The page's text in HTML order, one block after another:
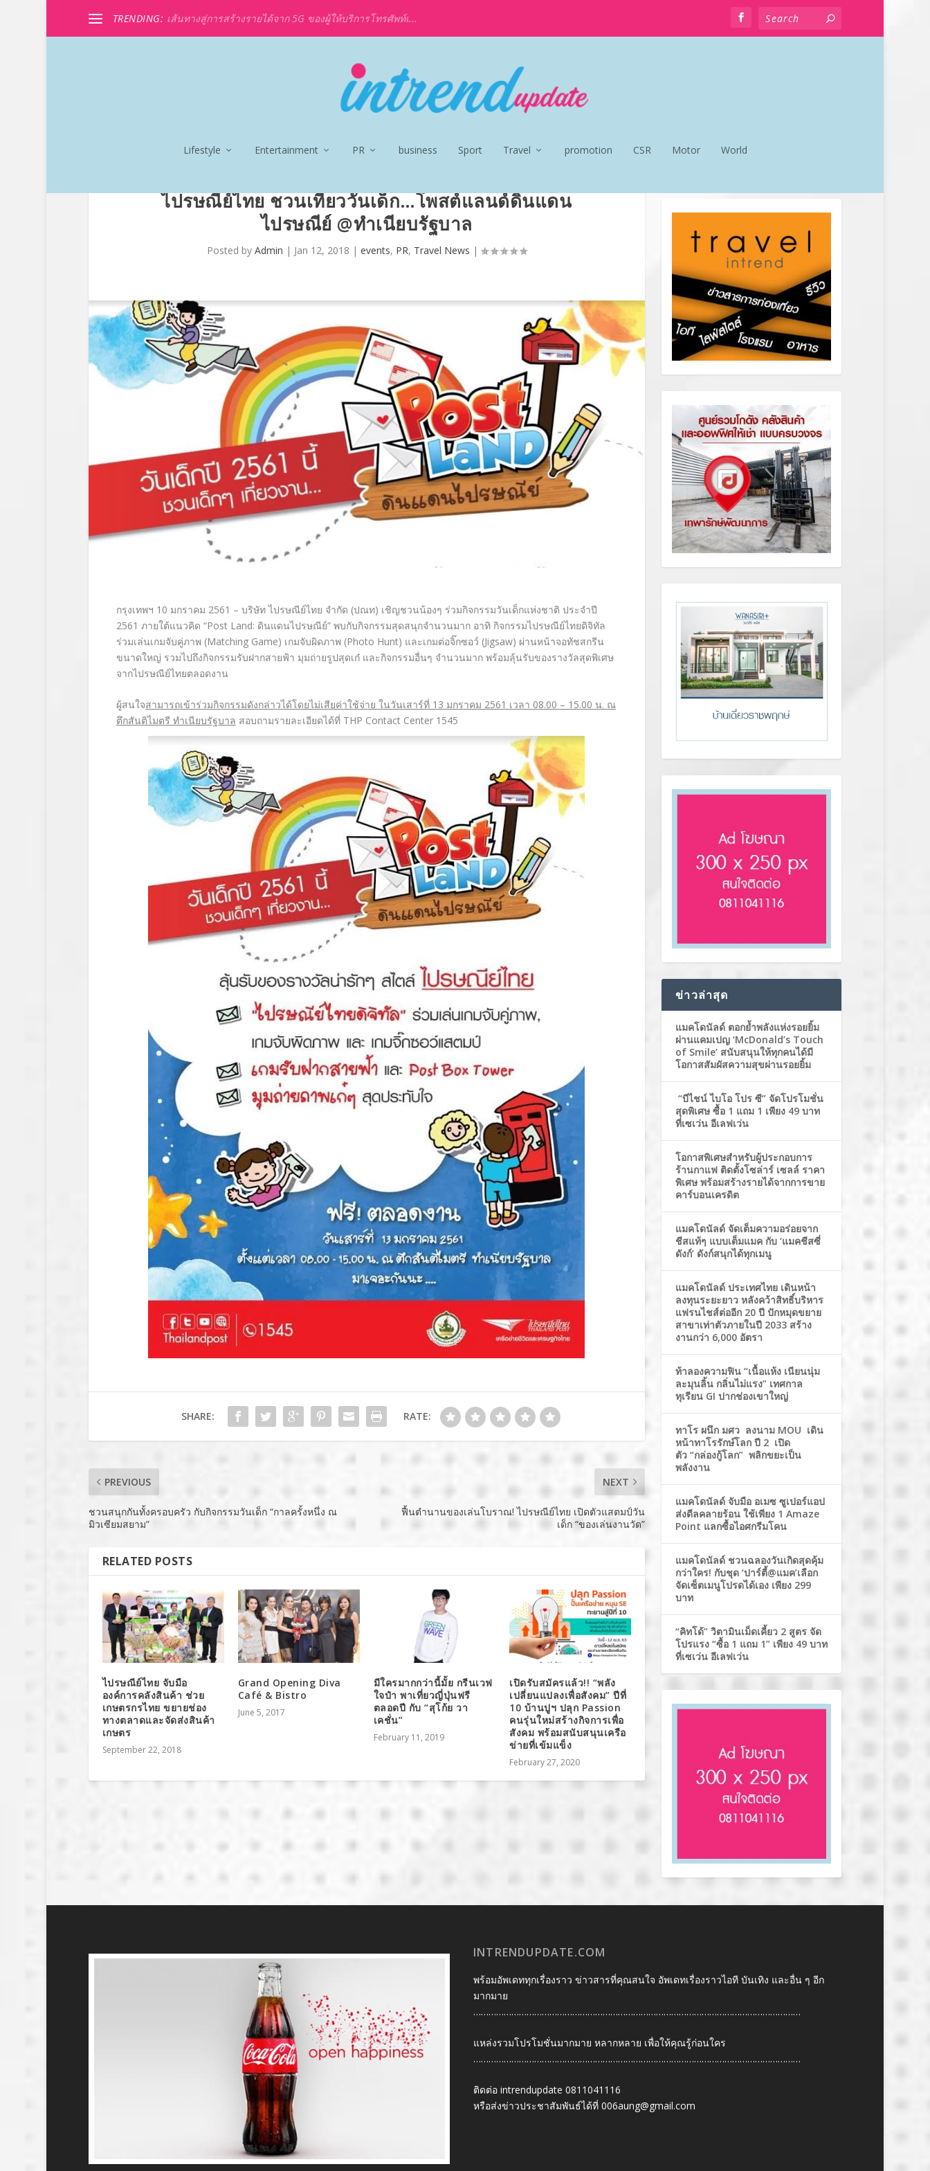
TRENDING: เส้นทางสู่การสร้างรายได้จาก 5G ของผู้ให้บริการโทรศัพท์เ...
Lifestyle Entertainment PR business Sport Travel promotion CSR Motor World
ไปรษณีย์ไทย ชวนเที่ยววันเด็ก…โพสต์แลนด์ดินแดน
ไปรษณีย์ @ทำเนียบรัฐบาล
Posted by Admin | Jan 12, 2018 | events, PR, Travel News |
กรุงเทพฯ 10 มกราคม 2561 – บริษัท ไปรษณีย์ไทย จำกัด (ปณท) เชิญชวนน้องๆ ร่วมกิจกรรมวันเด็กแห่งชาติ ประจำปี
2561 ภายใต้แนวคิด “Post Land: ดินแดนไปรษณีย์” พบกับกิจกรรมสุดสนุกจำนวนมาก อาทิ กิจกรรมไปรษณีย์ไทยดิจิทัล
ร่วมเล่นเกมจับคู่ภาพ (Matching Game) เกมจับผิดภาพ (Photo Hunt) และเกมต่อจิ๊กซอว์ (Jigsaw) ผ่านหน้าจอทัชสกรีน
ขนาดใหญ่ รวมไปถึงกิจกรรมรับฝากสายฟ้า มุมถ่ายรูปสุดเก๋ และกิจกรรมอื่นๆ จำนวนมาก พร้อมลุ้นรับของรางวัลสุดพิเศษ
จากไปรษณีย์ไทยตลอดงาน
ผู้สนใจสามารถเข้าร่วมกิจกรรมดังกล่าวได้โดยไม่เสียค่าใช้จ่าย ในวันเสาร์ที่ 13 มกราคม 2561 เวลา 08.00 – 15.00 น. ณ
ตึกสันติไมตรี ทำเนียบรัฐบาล สอบถามรายละเอียดได้ที่ THP Contact Center 1545
SHARE: RATE:
PREVIOUS
ชวนสนุกกันทั้งครอบครัว กับกิจกรรมวันเด็ก “กาลครั้งหนึ่ง ณ
มิวเซียมสยาม”
NEXT
ฟื้นตำนานของเล่นโบราณ! ไปรษณีย์ไทย เปิดตัวแสตมป์วัน
เด็ก “ของเล่นงานวัด”
RELATED POSTS
ไปรษณีย์ไทย จับมือ
องค์การคลังสินค้า ช่วย
เกษตรกรไทย ขยายช่อง
ทางตลาดและจัดส่งสินค้า
เกษตร
September 22, 2018
Grand Opening Diva
Café & Bistro
June 5, 2017
มีใครมากกว่านี้มั้ย กรีนเวฟ
ใจป๋า พาเที่ยวญี่ปุ่นฟรี
ตลอดปี กับ “สุโก้ย วา
เคชั่น”
February 11, 2019
เปิดรับสมัครแล้ว!! “พลัง
เปลี่ยนแปลงเพื่อสังคม” ปีที่
10 บ้านปูฯ ปลุก Passion
คนรุ่นใหม่สร้างกิจการเพื่อ
สังคม พร้อมสนับสนุนเครือ
ข่ายที่เข้มแข็ง
February 27, 2020
ข่าวล่าสุด
แมคโดนัลด์ ตอกย้ำพลังแห่งรอยยิ้ม
ผ่านแคมเปญ ‘McDonald’s Touch
of Smile’ สนับสนุนให้ทุกคนได้มี
โอกาสสัมผัสความสุขผ่านรอยยิ้ม
“บีไชน์ ไบโอ โปร ซี” จัดโปรโมชั่น
สุดพิเศษ ซื้อ 1 แถม 1 เพียง 49 บาท
ที่เซเว่น อีเลฟเว่น
โอกาสพิเศษสำหรับผู้ประกอบการ
ร้านกาแฟ ติดตั้งโซล่าร์ เซลล์ ราคา
พิเศษ พร้อมสร้างรายได้จากการขาย
คาร์บอนเครดิต
แมคโดนัลด์ จัดเต็มความอร่อยจาก
ชีสแท้ๆ แบบเต็มแมค กับ ‘แมคชีสซี่
ดังก์’ ดังก์สนุกได้ทุกเมนู
แมคโดนัลด์ ประเทศไทย เดินหน้า
ลงทุนระยะยาว หลังคว้าสิทธิ์บริหาร
แฟรนไชส์ต่ออีก 20 ปี ปักหมุดขยาย
สาขาเท่าตัวภายในปี 2033 สร้าง
งานกว่า 6,000 อัตรา
ท้าลองความฟิน “เนื้อแห้ง เนียนนุ่ม
ละมุนลิ้น กลิ่นไม่แรง” เทศกาล
ทุเรียน GI ปากช่องเขาใหญ่
ทาโร ผนึก มศว ลงนาม MOU เดิน
หน้าทาโรรักษ์โลก ปี 2 เปิด
ตัว “กล่องกู้โลก” พลิกขยะเป็น
พลังงาน
แมคโดนัลด์ จับมือ อเมซ ซูเปอร์แอป
ส่งดีลคลายร้อน ใช้เพียง 1 Amaze
Point แลกซื้อไอศกรีมโคน
แมคโดนัลด์ ชวนฉลองวันเกิดสุดคุ้ม
กว่าใคร! กับชุด ‘ปาร์ตี้@แมค’เลือก
จัดเซ็ตเมนูโปรดได้เอง เพียง 299
บาท
“คิทโด้” วิตามินเม็ดเคี้ยว 2 สูตร จัด
โปรแรง “ซื้อ 1 แถม 1” เพียง 49 บาท
ที่เซเว่น อีเลฟเว่น
INTRENDUPDATE.COM
พร้อมอัพเดททุกเรื่องราว ข่าวสารที่คุณสนใจ อัพเดทเรื่องราวไอที บันเทิง และอื่น ๆ อีก
มากมาย
…………………………………………………………………………………………………………………
แหล่งรวมโปรโมชั่นมากมาย หลากหลาย เพื่อให้คุณรู้ก่อนใคร
…………………………………………………………………………………………………………………
ติดต่อ intrendupdate 0811041116
หรือส่งข่าวประชาสัมพันธ์ได้ที่ 006aung@gmail.com